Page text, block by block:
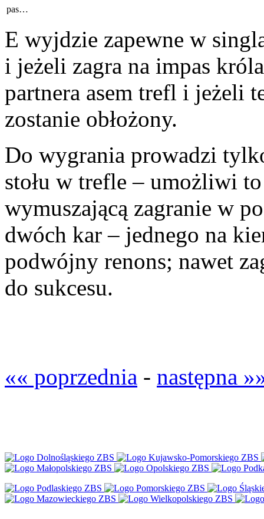
pas…
E wyjdzie zapewne w
i jeżeli zagra na impas
partnera asem trefl i jeżeli
zostanie obłożony.
Do wygrania prowadzi
stołu w trefle – umożliwi
wymuszającą zagranie w
dwóch kar – jednego na
podwójny renons; nawet
do sukcesu.
«« poprzednia - następna